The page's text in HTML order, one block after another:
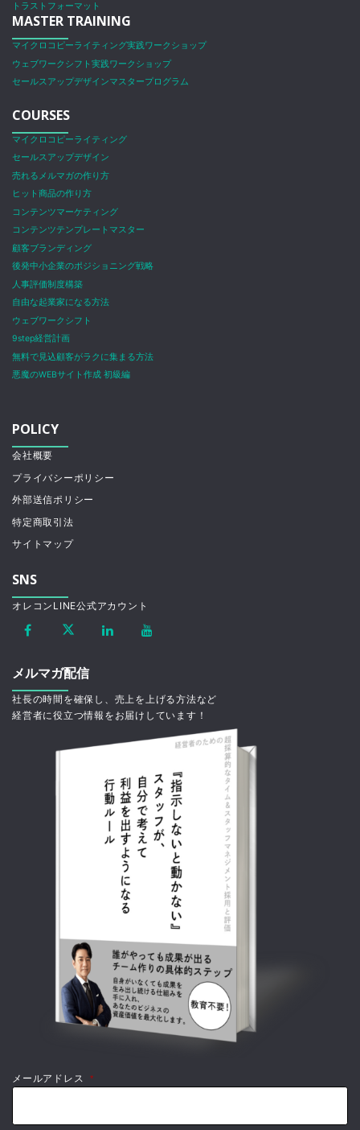
トラストフォーマット
MASTER TRAINING
マイクロコピーライティング実践ワークショップ
ウェブワークシフト実践ワークショップ
セールスアップデザインマスタープログラム
COURSES
マイクロコピーライティング
セールスアップデザイン
売れるメルマガの作り方
ヒット商品の作り方
コンテンツマーケティング
コンテンツテンプレートマスター
顧客ブランディング
後発中小企業のポジショニング戦略
人事評価制度構築
自由な起業家になる方法
ウェブワークシフト
9step経営計画
無料で見込顧客がラクに集まる方法
悪魔のWEBサイト作成 初級編
POLICY
会社概要
プライバシーポリシー
外部送信ポリシー
特定商取引法
サイトマップ
SNS
オレコンLINE公式アカウント
メルマガ配信
社長の時間を確保し、売上を上げる方法など
経営者に役立つ情報をお届けしています！
メールアドレス *